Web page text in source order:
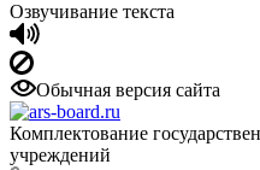
Озвучивание текста
Обычная версия сайта
Комплектование
учреждений